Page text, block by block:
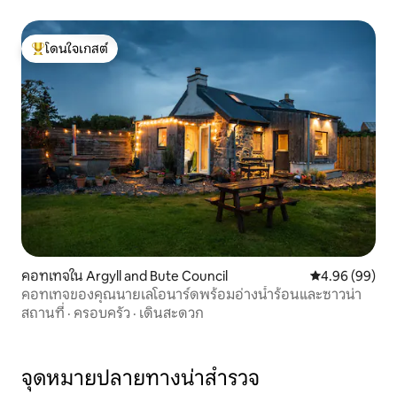
โดนใจเกสต์ที่สุด
โดนใจเกสต์
คอทเทจใน Argyll and Bute Council คะแนนเฉลี่ย
4.96 (99)
คอทเทจของคุณนายเลโอนาร์ดพร้อมอ่างน้ำร้อนและซาวน่า
สถานที่ · ครอบครัว · เดินสะดวก
จุดหมายปลายทางน่าสำรวจ